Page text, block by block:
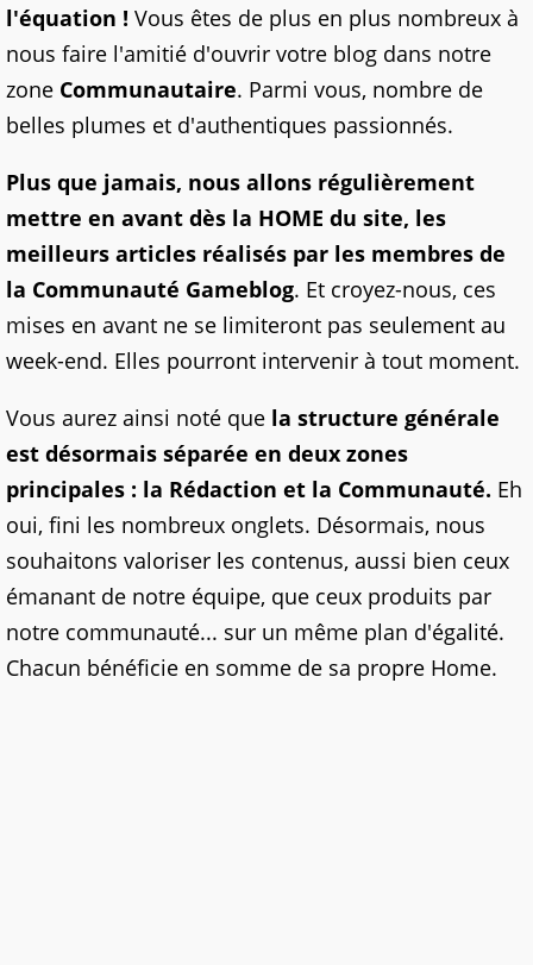
l'équation ! Vous êtes de plus en plus nombreux à
nous faire l'amitié d'ouvrir votre blog dans notre
zone Communautaire. Parmi vous, nombre de
belles plumes et d'authentiques passionnés.
Plus que jamais, nous allons régulièrement
mettre en avant dès la HOME du site, les
meilleurs articles réalisés par les membres de
la Communauté Gameblog. Et croyez-nous, ces
mises en avant ne se limiteront pas seulement au
week-end. Elles pourront intervenir à tout moment.
Vous aurez ainsi noté que la structure générale
est désormais séparée en deux zones
principales : la Rédaction et la Communauté. Eh
oui, fini les nombreux onglets. Désormais, nous
souhaitons valoriser les contenus, aussi bien ceux
émanant de notre équipe, que ceux produits par
notre communauté... sur un même plan d'égalité.
Chacun bénéficie en somme de sa propre Home.